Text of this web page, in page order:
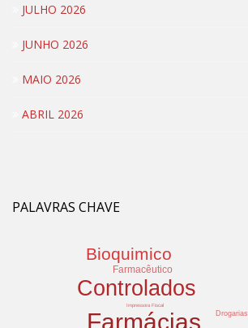
JULHO 2026
JUNHO 2026
MAIO 2026
ABRIL 2026
PALAVRAS CHAVE
Farmácias
Controlados
Bioquimico
Farmacêutico
Drogarias
Impressora Fiscal